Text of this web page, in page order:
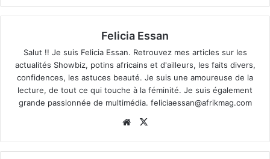
Felicia Essan
Salut !! Je suis Felicia Essan. Retrouvez mes articles sur les
actualités Showbiz, potins africains et d'ailleurs, les faits divers,
confidences, les astuces beauté. Je suis une amoureuse de la
lecture, de tout ce qui touche à la féminité. Je suis également
grande passionnée de multimédia. feliciaessan@afrikmag.com
Website